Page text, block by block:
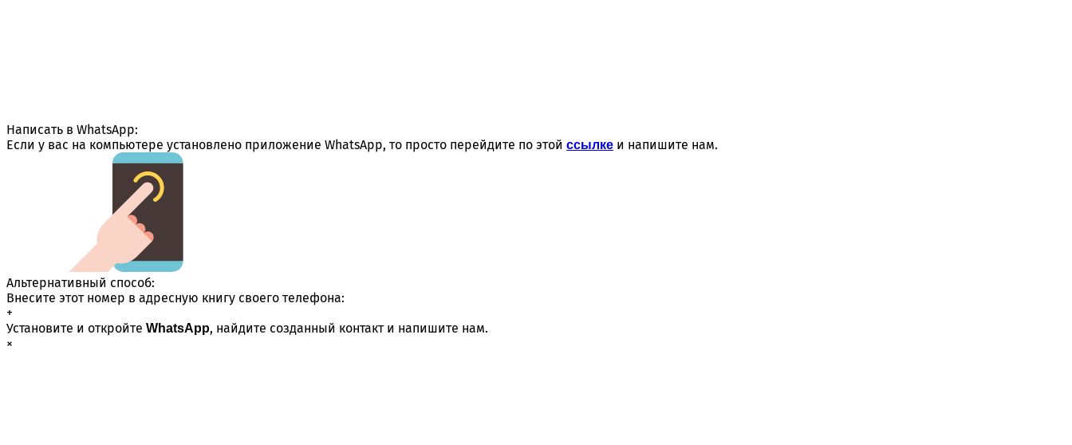
Написать в WhatsApp:
Если у вас на компьютере установлено приложение WhatsApp, то просто перейдите по этой ссылке и напишите нам.
Альтернативный способ:
Внесите этот номер в адресную книгу своего телефона:
+
Установите и откройте WhatsApp, найдите созданный контакт и напишите нам.
×